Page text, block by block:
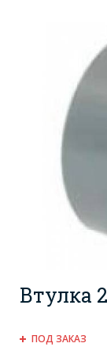
Втулка
ПОД ЗАКАЗ